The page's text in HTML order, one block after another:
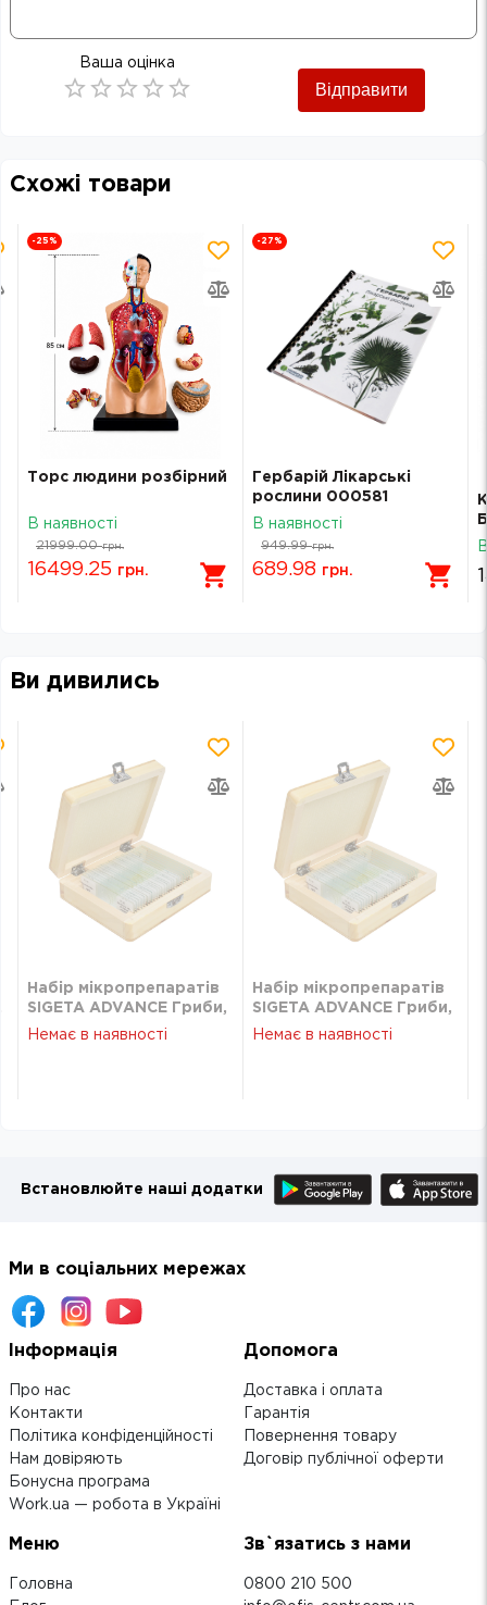
Ваша оцінка
Відправити
Схожі товари
-25%
Торс людини розбірний
В наявності
21999.00 грн.
16499.25 грн.
-27%
Гербарій Лікарські
рослини 000581
В наявності
949.99 грн.
689.98 грн.
Ви дивились
Набір мікропрепаратів
SIGETA ADVANCE Гриби,
лишайники (20 шт.)
Немає в наявності
Набір мікропрепаратів
SIGETA ADVANCE Гриби,
лишайники (20 шт.)
Немає в наявності
Встановлюйте наші додатки
Ми в соціальних мережах
Інформація
Про нас
Контакти
Політика конфіденційності
Нам довіряють
Бонусна програма
Work.ua — робота в Україні
Допомога
Доставка і оплата
Гарантія
Повернення товару
Договір публічної оферти
Меню
Головна
Зв`язатись з нами
0800 210 500